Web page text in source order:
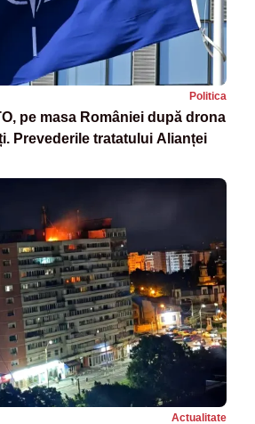
Politica
pe masa României după drona
Prevederile tratatului Alianței
Actualitate